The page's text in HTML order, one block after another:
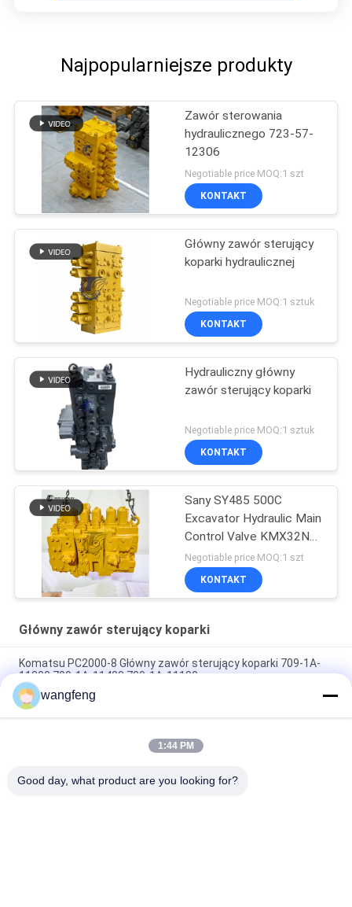
Najpopularniejsze produkty
Zawór sterowania
hydraulicznego 723-57-
12306
Negotiable price MOQ:1 szt
KONTAKT
Główny zawór sterujący
koparki hydraulicznej
Negotiable price MOQ:1 sztuk
KONTAKT
Hydrauliczny główny
zawór sterujący koparki
Negotiable price MOQ:1 sztuk
KONTAKT
Sany SY485 500C
Excavator Hydraulic Main
Control Valve KMX32NA
High Quality
Negotiable price MOQ:1 szt
KONTAKT
Główny zawór sterujący koparki
Komatsu PC2000-8 Główny zawór sterujący koparki 709-1A-
11300 709-1A-11400 709-1A-11100
PC160LC-7 PC160-7 Wynęgarka z zawórami sterującymi
Komatsu, 723-57-16100 Główne części wykopalni
VOE14541591 Główny zawór sterujący koparki dla Volvo
wangfeng
1:44 PM
Good day, what product are you looking for?